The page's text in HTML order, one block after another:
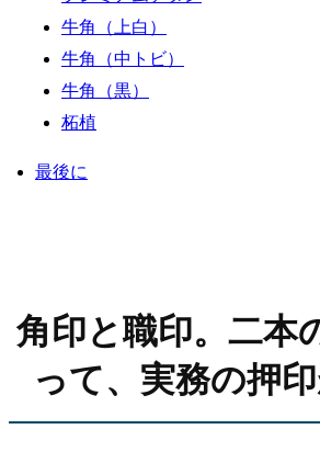
牛角（上白）
牛角（中トビ）
牛角（黒）
柘植
最後に
角印と職印。二本
って、実務の押印